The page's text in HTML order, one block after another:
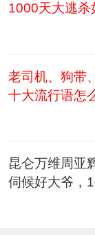
1000天大逃杀
老司机、狗带
十大流行语怎
昆仑万维周亚
伺候好大爷，